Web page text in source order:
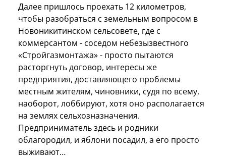
Далее пришлось проехать 12 километров,
чтобы разобраться с земельным вопросом в
Новоникитинском сельсовете, где с
коммерсантом - соседом небезызвестного
«Стройгазмонтажа» - просто пытаются
расторгнуть договор, интересы же
предприятия, доставляющего проблемы
местным жителям, чиновники, судя по всему,
наоборот, лоббируют, хотя оно располагается
на землях сельхозназначения.
Предприниматель здесь и родники
облагородил, и яблони посадил, а его просто
выживают…